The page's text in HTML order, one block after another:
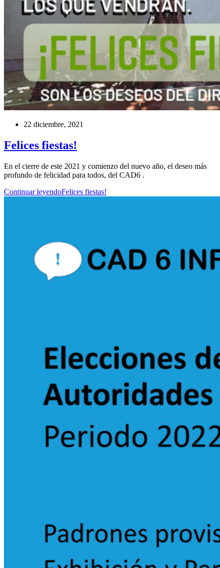
22 diciembre, 2021
Felices fiestas!
En el cierre de este 2021 y comienzo del nuevo año, el deseo más
profundo de felicidad para todos, del CAD6 .
Continuar leyendoFelices fiestas!